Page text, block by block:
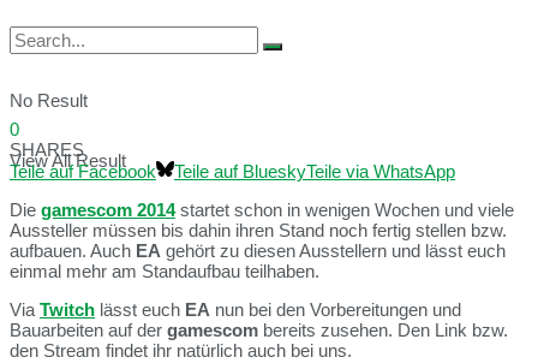
No Result
View All Result
0
SHARES
Teile auf Facebook
Teile auf BlueskyTeile via WhatsApp
Die gamescom 2014startet schon in wenigen Wochen und viele
Aussteller müssen bis dahin ihren Stand noch fertig stellen bzw.
aufbauen. Auch EA gehört zu diesen Ausstellern und lässt euch
einmal mehr am Standaufbau teilhaben.
ViaTwitch lässt euch EA nun bei den Vorbereitungen und
Bauarbeiten auf der gamescom bereits zusehen. Den Link bzw.
den Stream findet ihr natürlich auch bei uns.